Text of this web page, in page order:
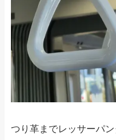
つり革までレッサーパン